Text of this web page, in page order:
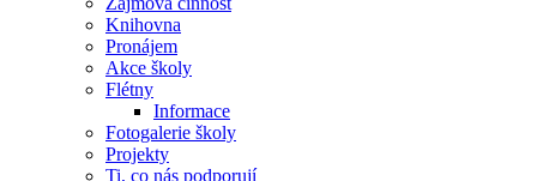
Knihovna
Pronájem
Akce školy
Flétny
Informace
Fotogalerie školy
Projekty
Ti, co nás podporují